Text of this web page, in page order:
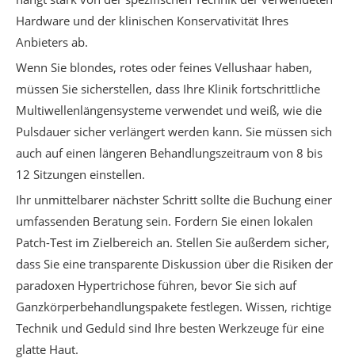
Hardware und der klinischen Konservativität Ihres
Anbieters ab.
Wenn Sie blondes, rotes oder feines Vellushaar haben,
müssen Sie sicherstellen, dass Ihre Klinik fortschrittliche
Multiwellenlängensysteme verwendet und weiß, wie die
Pulsdauer sicher verlängert werden kann. Sie müssen sich
auch auf einen längeren Behandlungszeitraum von 8 bis
12 Sitzungen einstellen.
Ihr unmittelbarer nächster Schritt sollte die Buchung einer
umfassenden Beratung sein. Fordern Sie einen lokalen
Patch-Test im Zielbereich an. Stellen Sie außerdem sicher,
dass Sie eine transparente Diskussion über die Risiken der
paradoxen Hypertrichose führen, bevor Sie sich auf
Ganzkörperbehandlungspakete festlegen. Wissen, richtige
Technik und Geduld sind Ihre besten Werkzeuge für eine
glatte Haut.